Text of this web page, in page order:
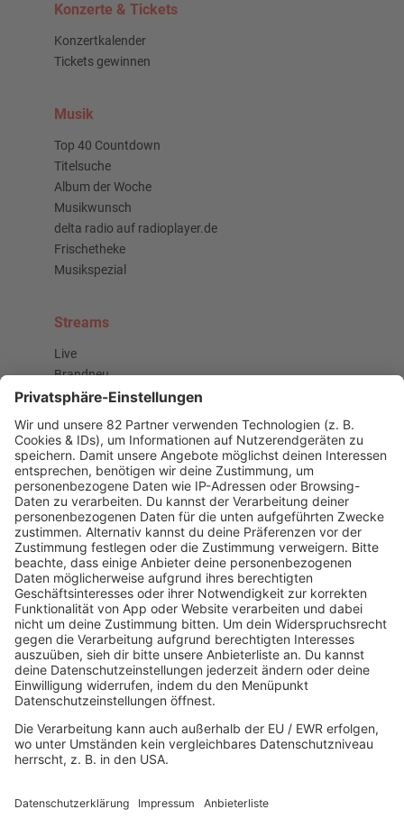
Konzerte & Tickets
Konzertkalender
Tickets gewinnen
Musik
Top 40 Countdown
Titelsuche
Album der Woche
Musikwunsch
delta radio auf radioplayer.de
Frischetheke
Musikspezial
Streams
Live
Brandneu
Buzz Beat Boutique
Country
Chartbuster der Woche
Der beste Rockpop reloaded
Deutsch
Deutschrap Klassiker
EDM Dancefloor
Good Vibes
I Love Hamburg
Mallorca Party
Mitsingen
Top 100 Deutschrap
Top 100 Dance
Top 100 Party
Sommer
Unplugged
TikTok Hittracks
Uptempo Banger
Programm